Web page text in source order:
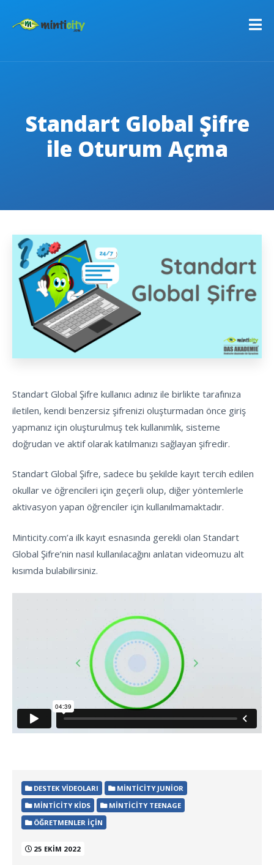
Standart Global Şifre
ile Oturum Açma
Standart Global Şifre kullanıcı adınız ile birlikte tarafınıza
iletilen, kendi benzersiz şifrenizi oluşturmadan önce giriş
yapmanız için oluşturulmuş tek kullanımlık, sisteme
doğrudan ve aktif olarak katılmanızı sağlayan şifredir.
Standart Global Şifre, sadece bu şekilde kayıt tercih edilen
okullar ve öğrencileri için geçerli olup, diğer yöntemlerle
aktivasyon yapan öğrenciler için kullanılmamaktadır.
Minticity.com’a ilk kayıt esnasında gerekli olan Standart
Global Şifre’nin nasıl kullanılacağını anlatan videomuzu alt
kısımda bulabilirsiniz.
DESTEK VIDEOLARI
MINTICITY JUNIOR
MINTICITY KIDS
MINTICITY TEENAGE
ÖĞRETMENLER İÇIN
25 EKIM 2022